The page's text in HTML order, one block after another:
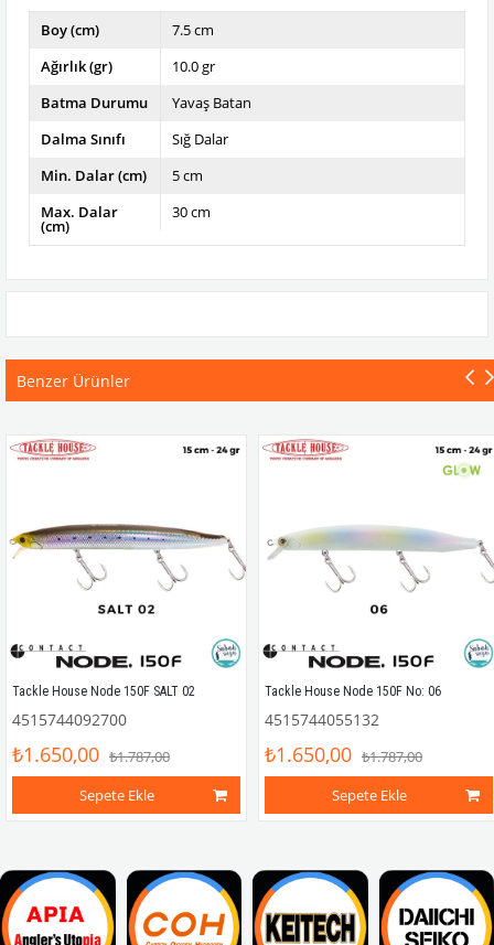
Boy (cm)
7.5 cm
Ağırlık (gr)
10.0 gr
Batma Durumu
Yavaş Batan
Dalma Sınıfı
Sığ Dalar
Min. Dalar (cm)
5 cm
Max. Dalar
(cm)
30 cm
Benzer Ürünler
Tackle House Node 150F SALT 02
4515744092700
₺1.650,00 ₺1.787,00
Sepete Ekle
Tackle House Node 150F No: 06
4515744055132
₺1.650,00 ₺1.787,00
Sepete Ekle